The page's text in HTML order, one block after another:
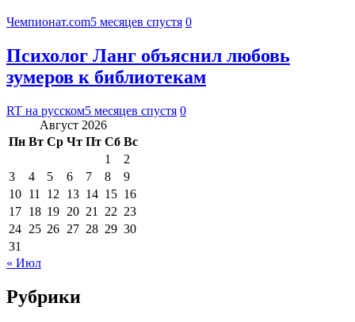
Чемпионат.com5 месяцев спустя 0
Психолог Ланг объяснил любовь
зумеров к библиотекам
RT на русском5 месяцев спустя 0
Август 2026
Пн Вт Ср Чт Пт Сб Вс
1
2
3
4 5 6 7 8
9
10 11 12 13 14 15 16
17 18 19 20 21 22 23
24 25 26 27 28 29 30
31
« Июл
Рубрики